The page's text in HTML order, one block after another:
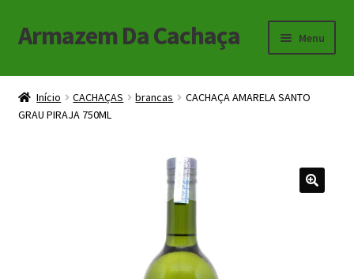
Pular
para
Pular
para
conteúdo
Armazem Da Cachaça Menu
Início
Carrinho
Início CACHAÇAS brancas
CACHAÇA AMARELA SANTO
GRAU PIRAJA 750ML